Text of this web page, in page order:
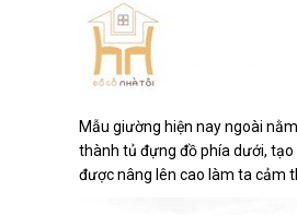
Mẫu giường hiện nay ngoài
thành tủ đựng đồ phía dưới,
được nâng lên cao làm ta cảm